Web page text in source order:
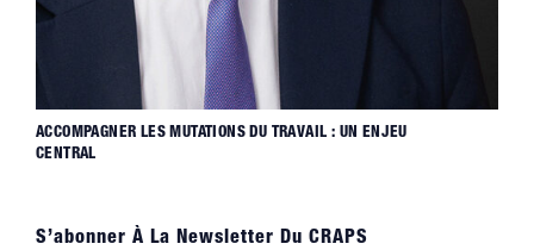
ACCOMPAGNER LES MUTATIONS DU TRAVAIL : UN ENJEU
CENTRAL
S’abonner À La Newsletter Du CRAPS